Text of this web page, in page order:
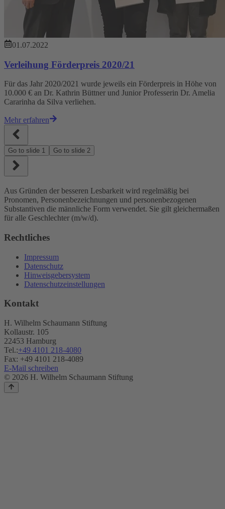
01.07.2022
Verleihung Förderpreis 2020/21
Für das Jahr 2020/2021 wurde jeweils ein Förderpreis in Höhe von
10.000 € an Dr. Kathrin Büttner und Junior Professerin Dr. Amelia
Cararinha da Silva verliehen.
Mehr erfahren
Go to slide 1 Go to slide 2
Aus Gründen der besseren Lesbarkeit wird regelmäßig bei
Pronomen, Personenbezeichnungen und personenbezogenen
Substantiven die männliche Form verwendet. Sie gilt gleichermaßen
für alle Geschlechter (m/w/d).
Rechtliches
Impressum
Datenschutz
Hinweisgebersystem
Datenschutzeinstellungen
Kontakt
H. Wilhelm Schaumann Stiftung
Kollaustr. 105
22453 Hamburg
Tel.:+49 4101 218-4080
Fax: +49 4101 218-4089
E-Mail schreiben
© 2026 H. Wilhelm Schaumann Stiftung